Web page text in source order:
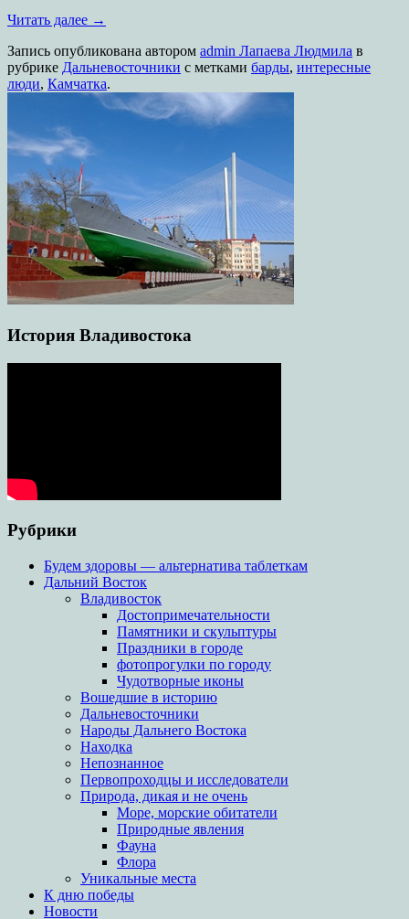
Читать далее →
Запись опубликована автором admin Лапаева Людмила в
рубрике Дальневосточники с метками барды, интересные
люди, Камчатка.
История Владивостока
Рубрики
Будем здоровы — альтернатива таблеткам
Дальний Восток
Владивосток
Достопримечательности
Памятники и скульптуры
Праздники в городе
фотопрогулки по городу
Чудотворные иконы
Вошедшие в историю
Дальневосточники
Народы Дальнего Востока
Находка
Непознанное
Первопроходцы и исследователи
Природа, дикая и не очень
Море, морские обитатели
Природные явления
Фауна
Флора
Уникальные места
К дню победы
Новости